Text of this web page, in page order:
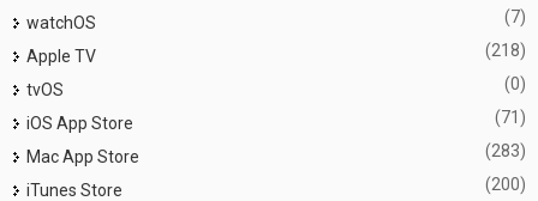
watchOS (7)
Apple TV (218)
tvOS (0)
iOS App Store (71)
Mac App Store (283)
iTunes Store (200)